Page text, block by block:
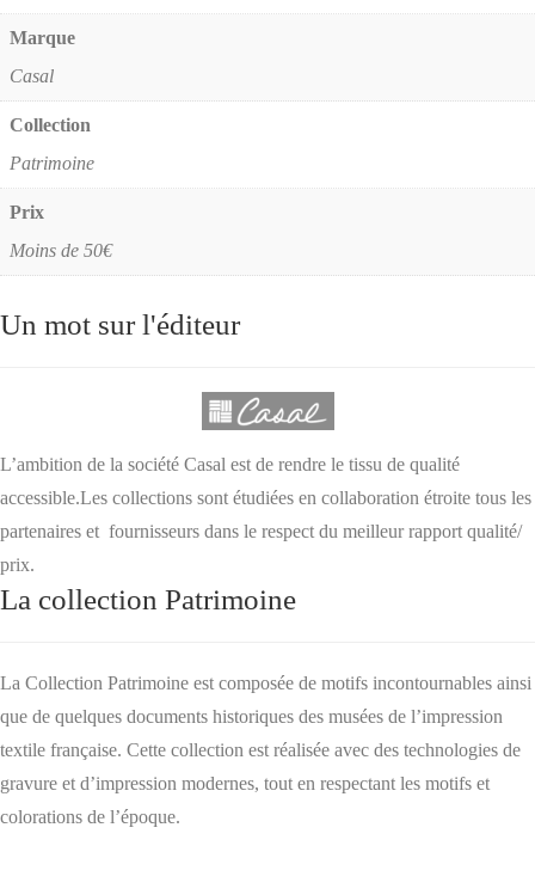
Marque
Casal
Collection
Patrimoine
Prix
Moins de 50€
Un mot sur l'éditeur
L’ambition de la société Casal est de rendre le tissu de qualité
accessible.Les collections sont étudiées en collaboration étroite tous les
partenaires et fournisseurs dans le respect du meilleur rapport qualité/
prix.
La collection Patrimoine
La Collection Patrimoine est composée de motifs incontournables ainsi
que de quelques documents historiques des musées de l’impression
textile française. Cette collection est réalisée avec des technologies de
gravure et d’impression modernes, tout en respectant les motifs et
colorations de l’époque.